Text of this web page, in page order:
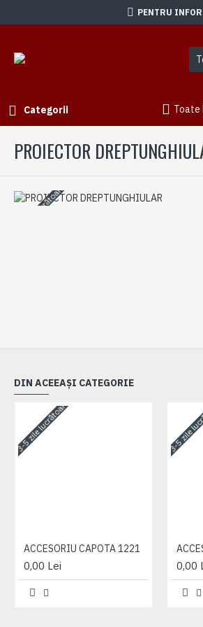
PENTRU
Categorii Toate
PROIECTOR
3-5 zile lucrătoare
DIN ACEEAȘI CATEGORIE
3-5 zile lucrătoare
ACCESORIU CAPOTA 1221
0,00 Lei
3-5
0,00